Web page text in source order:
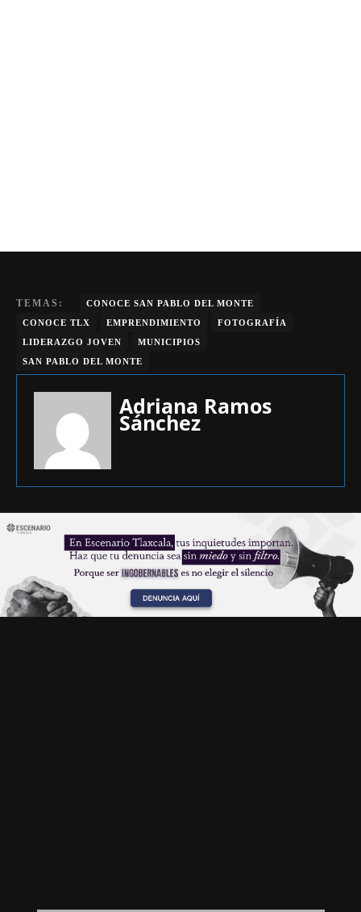
TEMAS:
CONOCE SAN PABLO DEL MONTE
CONOCE TLX
EMPRENDIMIENTO
FOTOGRAFÍA
LIDERAZGO JOVEN
MUNICIPIOS
SAN PABLO DEL MONTE
Adriana Ramos
Sánchez